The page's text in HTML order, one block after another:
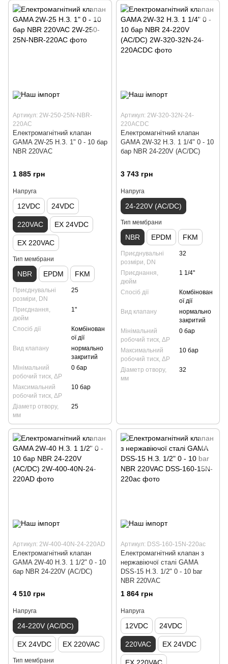
Артикул: 2W-250-25N-NBR-
220AC
Електромагнітний клапан
GAMA 2W-25 Н.З. 1" 0 - 10 бар
NBR 220VAC
1 885 грн
Напруга
12VDC 24VDC
220VAC EX 24VDC
EX 220VAC
Тип мембрани
NBR EPDM FKM
Приєднувальні
розміри, DN
25
Приєднання,
дюйм
1"
Спосіб дії
Комбінован
ої дії
Вид клапану
нормально
закритий
Мінімальний
робочий тиск, ΔP
0 бар
Максимальний
робочий тиск, ΔP
10 бар
Діаметр отвору,
мм
25
Артикул: 2W-320-32N-24-
220ACDC
Електромагнітний клапан
GAMA 2W-32 Н.З. 1 1/4" 0 - 10
бар NBR 24-220V (AC/DC)
3 743 грн
Напруга
24-220V (AC/DC)
Тип мембрани
NBR EPDM FKM
Приєднувальні
розміри, DN
32
Приєднання,
дюйм
1 1/4"
Спосіб дії
Комбінован
ої дії
Вид клапану
нормально
закритий
Мінімальний
робочий тиск, ΔP
0 бар
Максимальний
робочий тиск, ΔP
10 бар
Діаметр отвору,
мм
32
Артикул: 2W-400-40N-24-220AD
Електромагнітний клапан
GAMA 2W-40 Н.З. 1 1/2" 0 - 10
бар NBR 24-220V (AC/DC)
4 510 грн
Напруга
24-220V (AC/DC)
EX 24VDC EX 220VAC
Тип мембрани
Артикул: DSS-160-15N-220ac
Електромагнітний клапан з
нержавіючої сталі GAMA
DSS-15 Н.З. 1/2" 0 - 10 bar
NBR 220VAC
1 864 грн
Напруга
12VDC 24VDC
220VAC EX 24VDC